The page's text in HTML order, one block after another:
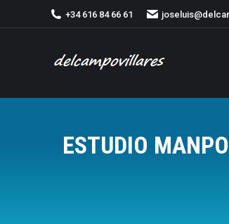
+34 616 84 66 61
ESTUDIO